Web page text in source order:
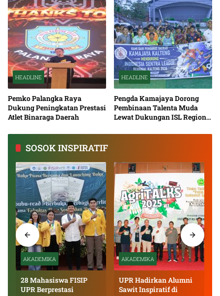
HEADLINE
Pemko Palangka Raya
Dukung Peningkatan Prestasi
Atlet Binaraga Daerah
HEADLINE
Pengda Kamajaya Dorong
Pembinaan Talenta Muda
Lewat Dukungan ISL Regional
SOSOK INSPIRATIF
AKADEMIKA
28 Mahasiswa FISIP
UPR Berprestasi
AKADEMIKA
UPR Hadirkan Alumni
Sawit Inspiratif di